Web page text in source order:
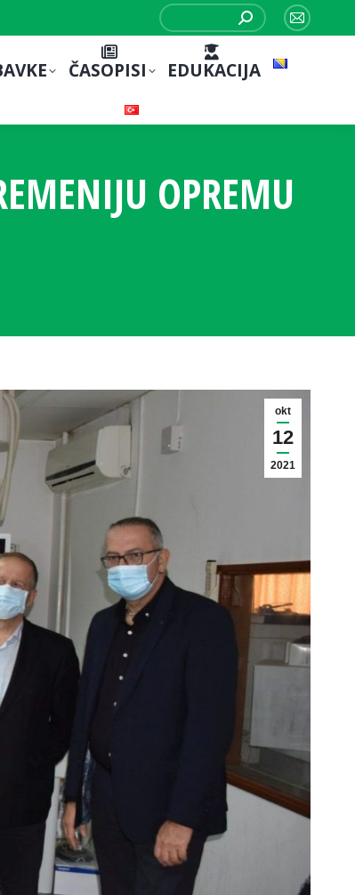
Search:
Mail
ČASOPISI EDUKACIJA
OPREMU
okt
12
2021